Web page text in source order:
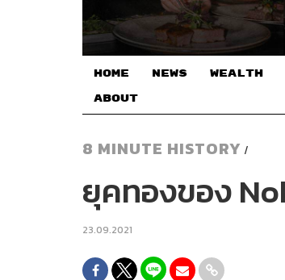
HOME NEWS WEALTH
ABOUT
8 MINUTE HISTORY /
ยุคทองของ
23.09.2021